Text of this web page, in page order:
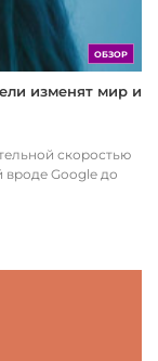
ОБЗОР
изменят мир и
скоростью
вроде Google до